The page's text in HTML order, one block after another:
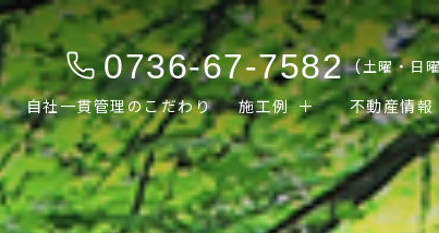
0736-67-7582 (土曜・日
自社一貫管理のこだわり 施工例 不動産情報